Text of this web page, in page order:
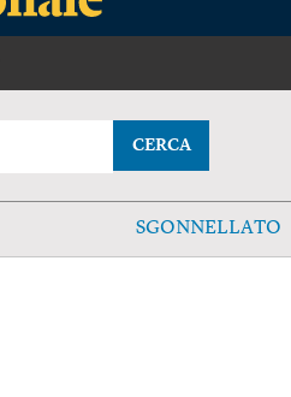
CERCA
SGONNELLATO